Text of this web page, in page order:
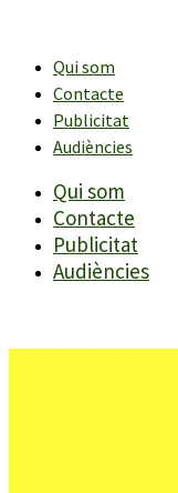
contingutQui som
Contacte
Publicitat
Audiències
Qui som
Contacte
Publicitat
Audiències